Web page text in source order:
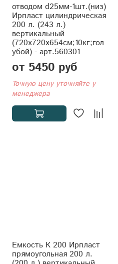
отводом d25мм-1шт.(низ)
Ирпласт цилиндрическая
200 л. (243 л.)
вертикальный
(720x720x654см;10кг;гол
убой) - арт.560301
от 5450 руб
Точную цену уточняйте у
менеджера
Емкость К 200 Ирпласт
прямоугольная 200 л.